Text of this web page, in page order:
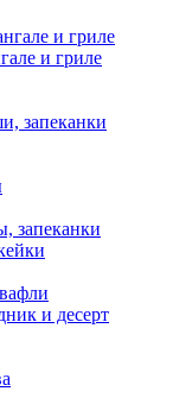
и гриле
и гриле
запеканки
запеканки
и десерт